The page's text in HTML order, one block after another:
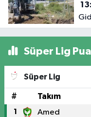
Etti
Süper Lig
Süper Lig
# Takım
1 Amed